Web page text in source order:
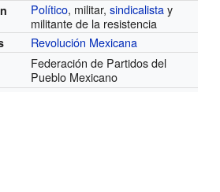
Político, militar,sindicalistay
militante de la resistencia
Revolución Mexicana
Federación de Partidos del
Pueblo Mexicano